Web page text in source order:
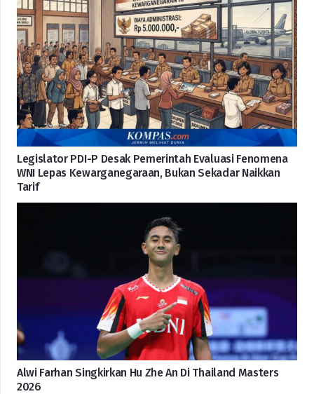
Legislator PDI-P Desak Pemerintah Evaluasi Fenomena
WNI Lepas Kewarganegaraan, Bukan Sekadar Naikkan
Tarif
Alwi Farhan Singkirkan Hu Zhe An Di Thailand Masters
2026